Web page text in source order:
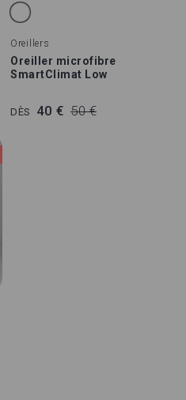
Oreillers
Oreiller microfibre
SmartClimat Low
DÈS 40 € 50 €